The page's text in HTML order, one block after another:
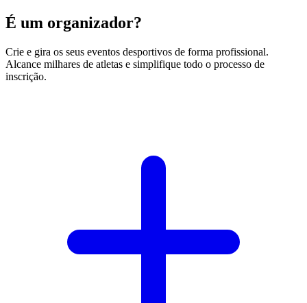
É um organizador?
Crie e gira os seus eventos desportivos de forma profissional.
Alcance milhares de atletas e simplifique todo o processo de
inscrição.